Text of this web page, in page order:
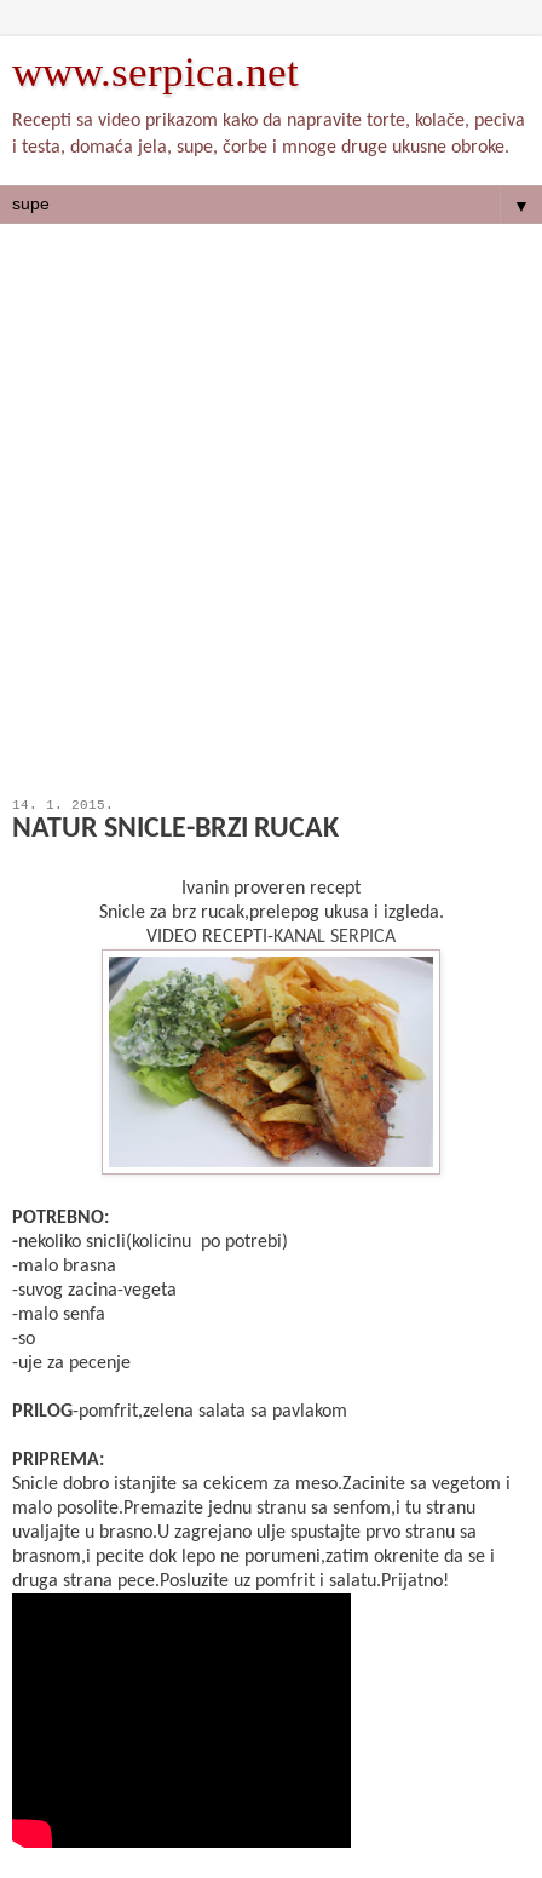
www.serpica.net
Recepti sa video prikazom kako da napravite torte, kolače, peciva
i testa, domaća jela, supe, čorbe i mnoge druge ukusne obroke.
▼
14. 1. 2015.
NATUR SNICLE-BRZI RUCAK
Ivanin proveren recept
Snicle za brz rucak,prelepog ukusa i izgleda.
VIDEO RECEPTI-KANAL SERPICA
POTREBNO:
-nekoliko snicli(kolicinu po potrebi)
-malo brasna
-suvog zacina-vegeta
-malo senfa
-so
-uje za pecenje
PRILOG-pomfrit,zelena salata sa pavlakom
PRIPREMA:
Snicle dobro istanjite sa cekicem za meso.Zacinite sa vegetom i
malo posolite.Premazite jednu stranu sa senfom,i tu stranu
uvaljajte u brasno.U zagrejano ulje spustajte prvo stranu sa
brasnom,i pecite dok lepo ne porumeni,zatim okrenite da se i
druga strana pece.Posluzite uz pomfrit i salatu.Prijatno!